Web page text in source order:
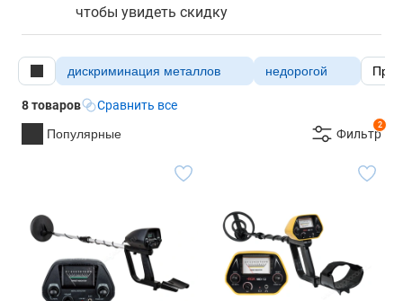
чтобы увидеть скидку
дискриминация металлов недорогой
8 товаров
Сравнить все
Популярные
2
Фильтр